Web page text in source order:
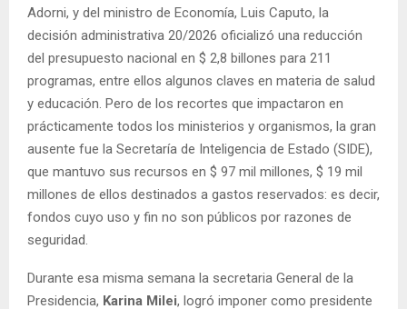
Adorni, y del ministro de Economía, Luis Caputo, la
decisión administrativa 20/2026 oficializó una reducción
del presupuesto nacional en $ 2,8 billones para 211
programas, entre ellos algunos claves en materia de salud
y educación. Pero de los recortes que impactaron en
prácticamente todos los ministerios y organismos, la gran
ausente fue la Secretaría de Inteligencia de Estado (SIDE),
que mantuvo sus recursos en $ 97 mil millones, $ 19 mil
millones de ellos destinados a gastos reservados: es decir,
fondos cuyo uso y fin no son públicos por razones de
seguridad.
Durante esa misma semana la secretaria General de la
Presidencia, Karina Milei, logró imponer como presidente